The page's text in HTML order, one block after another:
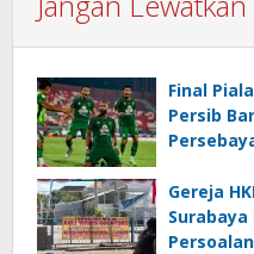
Final
Persib
Gereja